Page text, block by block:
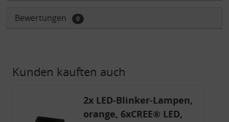
Bewertungen 0
Kunden kauften auch
2x LED-Blinker-Lampen,
orange, 6xCREE® LED,